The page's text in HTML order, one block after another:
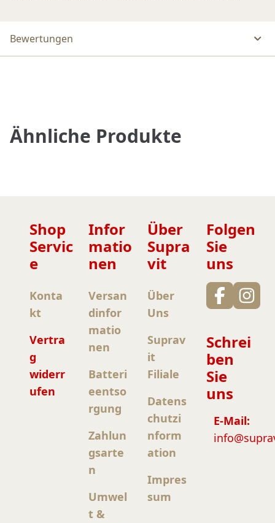
Bewertungen
Ähnliche Produkte
Shop
Servic
e
Konta
kt
Vertra
g
widerr
ufen
Infor
matio
nen
Versan
dinfor
matio
nen
Batteri
eentso
rgung
Zahlun
gsarte
n
Umwel
t &
Über
Supra
vit
Über
Uns
Suprav
it
Filiale
Datens
chutzi
nform
ation
Impres
sum
Folgen
Sie
uns
Schrei
ben
Sie
uns
E-Mail: